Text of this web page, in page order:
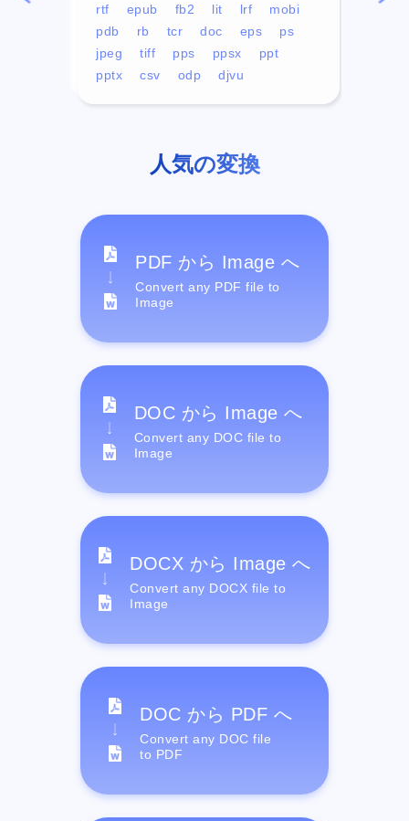
rtf
epub fb2 lit lrf
mobi
pdb
rb tcr doc eps
ps
jpeg
tiff pps ppsx
ppt
pptx
csv odp djvu
人気の変換
PDF から Image へ
Convert any PDF file to
Image
DOC から Image へ
Convert any DOC file to
Image
DOCX から Image へ
Convert any DOCX file to
Image
DOC から PDF へ
Convert any DOC file
to PDF